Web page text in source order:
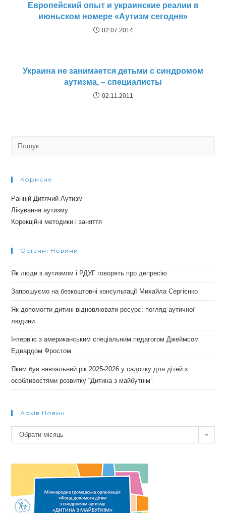
Европейский опыт и украинские реалии в
июньском номере «Аутизм сегодня»
02.07.2014
Украина не занимается детьми с синдромом
аутизма, – специалисты
02.11.2011
Корисне
Ранній Дитячий Аутизм
Лікування аутизму
Корекційні методики і заняття
Останні Новини
Як люди з аутизмом і РДУГ говорять про депресію
Запрошуємо на безкоштовні консультації Михайла Сергієнко
Як допомогти дитині відновлювати ресурс: погляд аутичної
людини
Інтерв’ю з американським спеціальним педагогом Джеймсом
Едвардом Фростом
Яким був навчальний рік 2025-2026 у садочку для дітей з
особливостями розвитку “Дитина з майбутнім”
Архів Новин
Архів
новин
Обрати місяць